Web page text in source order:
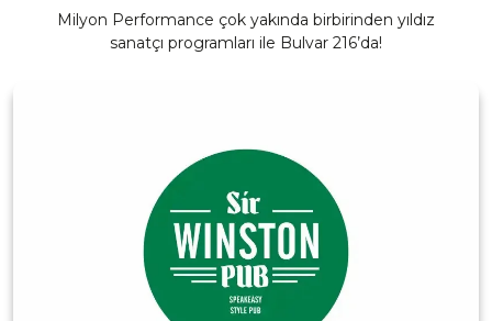
Milyon Performance çok yakında birbirinden yıldız
sanatçı programları ile Bulvar 216’da!